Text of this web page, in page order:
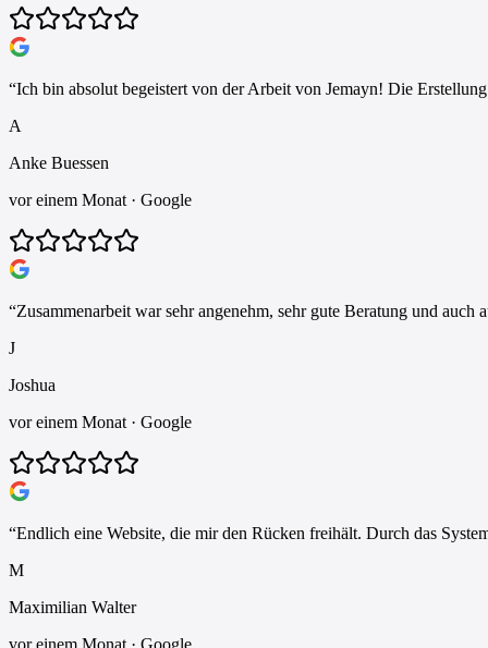
“Ich bin absolut begeistert von der Arbeit von Jemayn! Die
A
Anke Buessen
vor einem Monat · Google
“Zusammenarbeit war sehr angenehm, sehr gute Beratung und
J
Joshua
vor einem Monat · Google
“Endlich eine Website, die mir den Rücken freihält. Durch das
M
Maximilian Walter
vor einem Monat · Google